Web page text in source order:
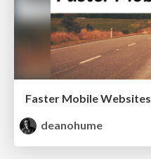
Faster Mobile Websites
deanohume